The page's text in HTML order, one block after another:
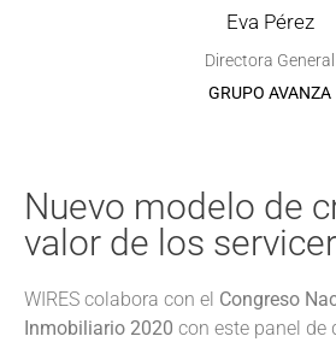
Eva Pérez
Directora General
GRUPO AVANZA
Nuevo modelo de
valor de los
WIRES colabora con el Congreso
Inmobiliario 2020 con este panel de